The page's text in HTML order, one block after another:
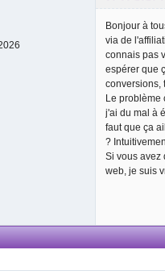
Bonjour à
via de
connais pas
espérer que
conversions,
Le problème
j'ai du mal à
faut que ça
?
Si vous avez
web, je suis